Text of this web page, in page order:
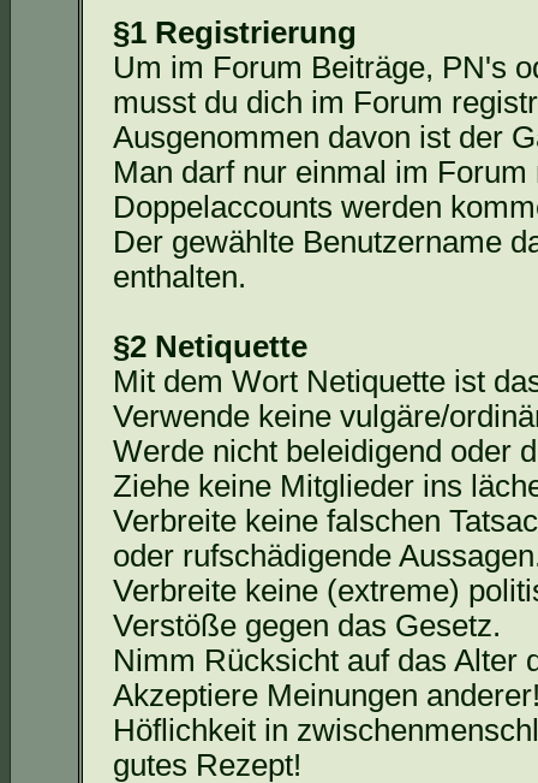
§1 Registrierung
Um im Forum Beiträge, PN's
musst du dich im Forum
Ausgenommen davon ist der
Man darf nur einmal im
Doppelaccounts werden
Der gewählte Benutzername
enthalten.
§2 Netiquette
Mit dem Wort Netiquette ist
Verwende keine vulgäre/
Werde nicht beleidigend oder
Ziehe keine Mitglieder ins
Verbreite keine falschen
oder rufschädigende
Verbreite keine (extreme)
Verstöße gegen das Gesetz.
Nimm Rücksicht auf das Alter
Akzeptiere Meinungen
Höflichkeit in
gutes Rezept!